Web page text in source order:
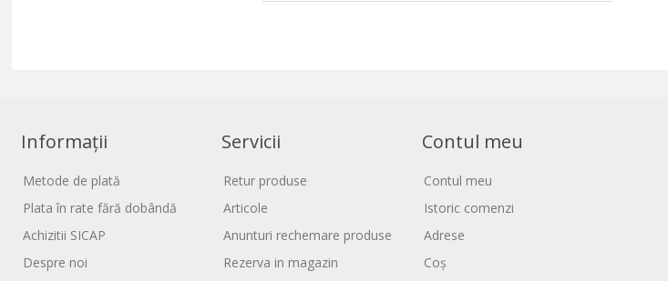
Informații
Metode de plată
Plata în rate fără dobândă
Achizitii SICAP
Despre noi
Servicii
Retur produse
Articole
Anunturi rechemare produse
Rezerva in magazin
Contul meu
Contul meu
Istoric comenzi
Adrese
Coș